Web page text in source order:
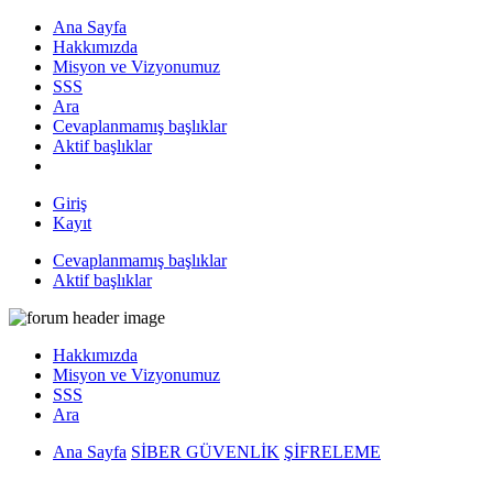
Ana Sayfa
Hakkımızda
Misyon ve Vizyonumuz
SSS
Ara
Cevaplanmamış başlıklar
Aktif başlıklar
Giriş
Kayıt
Cevaplanmamış başlıklar
Aktif başlıklar
Hakkımızda
Misyon ve Vizyonumuz
SSS
Ara
Ana Sayfa SİBER GÜVENLİK ŞİFRELEME